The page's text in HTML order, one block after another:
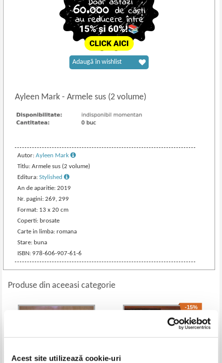
Acest site utilizează cookie-uri
Ayleen Mark- Armele sus (2 volume)
Autor:Ayleen Mark
Titlu: Armele sus (2 volume)
Editura:Stylished
An de aparitie: 2019
Nr. pagini: 269, 299
Format: 13 x 20 cm
Coperti: brosate
Carte in limba: romana
Stare: buna
ISBN: 978-606-907-61-6
Adaugă în wishlist
Produse din aceeasi categorie
-15%